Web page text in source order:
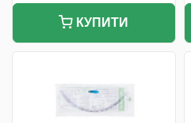
КУПИТИ